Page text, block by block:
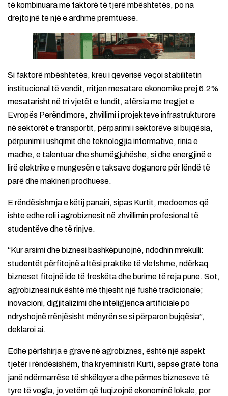
të kombinuara me faktorë të tjerë mbështetës, po na
drejtojnë te një e ardhme premtuese.
Si faktorë mbështetës, kreu i qeverisë veçoi stabilitetin
institucional të vendit, rritjen mesatare ekonomike prej 6.2%
mesatarisht në tri vjetët e fundit, afërsia me tregjet e
Evropës Perëndimore, zhvillimi i projekteve infrastrukturore
në sektorët e transportit, përparimi i sektorëve si bujqësia,
përpunimi i ushqimit dhe teknologjia informative, rinia e
madhe, e talentuar dhe shumëgjuhëshe, si dhe energjinë e
lirë elektrike e mungesën e taksave doganore për lëndë të
parë dhe makineri prodhuese.
E rëndësishmja e këtij panairi, sipas Kurtit, medoemos që
ishte edhe roli i agrobiznesit në zhvillimin profesional të
studentëve dhe të rinjve.
“Kur arsimi dhe biznesi bashkëpunojnë, ndodhin mrekulli:
studentët përfitojnë aftësi praktike të vlefshme, ndërkaq
bizneset fitojnë ide të freskëta dhe burime të reja pune. Sot,
agrobiznesi nuk është më thjesht një fushë tradicionale;
inovacioni, digjitalizimi dhe inteligjenca artificiale po
ndryshojnë rrënjësisht mënyrën se si përparon bujqësia”,
deklaroi ai.
Edhe përfshirja e grave në agrobiznes, është një aspekt
tjetër i rëndësishëm, tha kryeministri Kurti, sepse gratë tona
janë ndërmarrëse të shkëlqyera dhe përmes bizneseve të
tyre të vogla, jo vetëm që fuqizojnë ekonominë lokale, por